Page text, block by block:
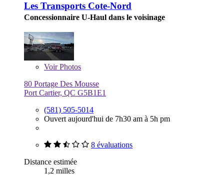
Les Transports Cote-Nord
Concessionnaire U-Haul dans le voisinage
VoirPhotos
80 Portage Des Mousse
Port Cartier, QC G5B1E1
(581) 505-5014
Ouvert aujourd'hui de 7h30 am à 5h pm
8 évaluations
Distance estimée
1,2 milles